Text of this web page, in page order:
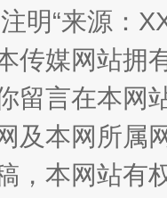
解+退费，一次搞定
明“来源：
传媒网站拥
留言在本
及本网所属
，本网站有